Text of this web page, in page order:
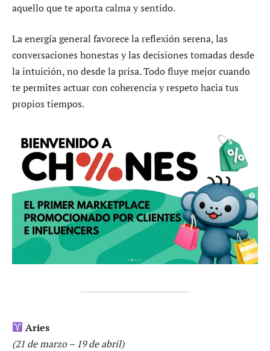
aquello que te aporta calma y sentido.
La energía general favorece la reflexión serena, las
conversaciones honestas y las decisiones tomadas desde
la intuición, no desde la prisa. Todo fluye mejor cuando
te permites actuar con coherencia y respeto hacia tus
propios tiempos.
Aries
(21 de marzo – 19 de abril)